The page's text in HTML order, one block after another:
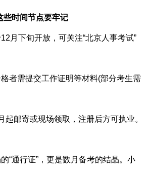
些时间节点要牢记
月下旬开放，可关注“北京人事考试”
者需提交工作证明等材料(部分考生需
起邮寄或现场领取，注册后方可执业。
“通行证”，更是数月备考的结晶。小